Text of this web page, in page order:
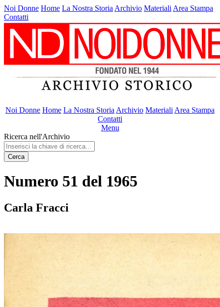
Noi Donne Home La Nostra Storia Archivio Materiali Area Stampa
Contatti
Noi Donne Home La Nostra Storia Archivio Materiali Area Stampa
Contatti
Menu
Ricerca nell'Archivio
Cerca
Numero 51 del 1965
Carla Fracci